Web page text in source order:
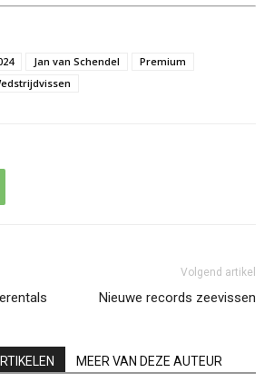
Jan van Schendel
Premium
Volgend artikel
Nieuwe records zeevissen
MEER VAN DEZE AUTEUR